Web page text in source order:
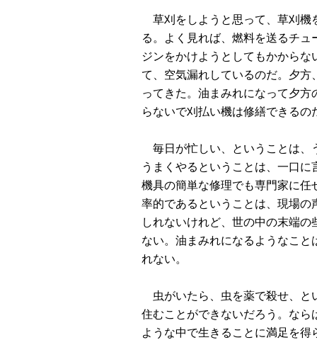
草刈をしようと思って、草刈機
る。よく見れば、燃料を送るチ
ジンをかけようとしてもかから
て、空気漏れしているのだ。夕
ってきた。油まみれになって夕
らないで刈払い機は修繕できるの
毎日が忙しい、ということは、
うまくやるということは、一口
機具の簡単な修理でも専門家に
率的であるということは、現場
しれないけれど、世の中の末端
ない。油まみれになるようなこ
れない。
虫がいたら、虫を薬で殺せ、と
住むことができないだろう。な
ような中で生きることに満足を